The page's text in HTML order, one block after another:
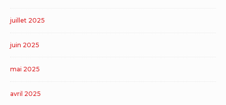
juillet 2025
juin 2025
mai 2025
avril 2025